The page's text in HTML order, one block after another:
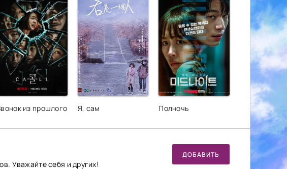
из прошлого Я, сам Полночь
Уважайте себя и других!
ДОБАВИТЬ